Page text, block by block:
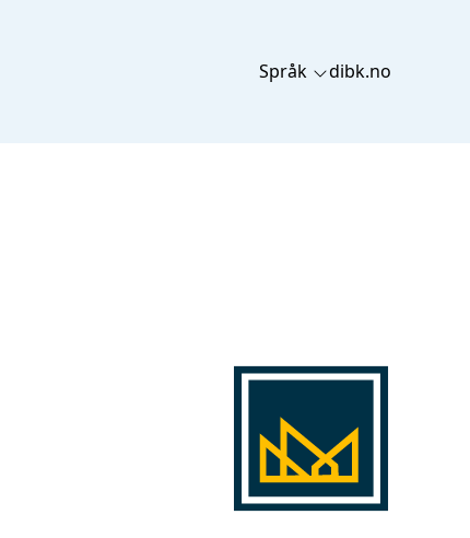
Språk dibk.no